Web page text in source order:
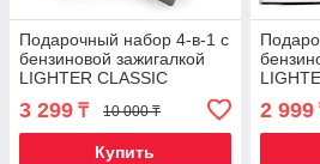
Подарочный набор 4-в-1 с
бензиновой зажигалкой
LIGHTER CLASSIC
(Серебряный / AK-47)
3 299 ₸ 10 000 ₸
Купить
2 999